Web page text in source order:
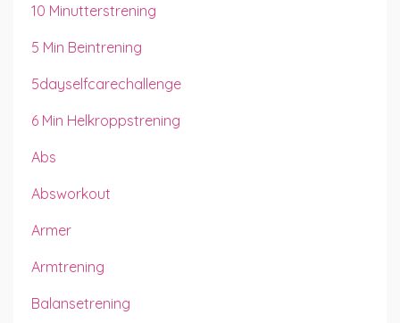
10 Minutterstrening
5 Min Beintrening
5dayselfcarechallenge
6 Min Helkroppstrening
Abs
Absworkout
Armer
Armtrening
Balansetrening